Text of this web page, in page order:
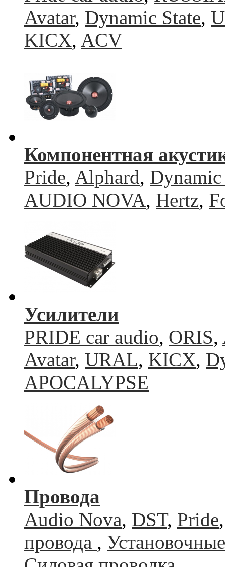
Avatar, Dynamic State,
KICX, ACV
Компонентная
Pride, Alphard, Dynamic
AUDIO NOVA, Hertz,
Усилители
PRIDE car audio, ORIS,
Avatar, URAL, KICX,
APOCALYPSE
Провода
Audio Nova, DST, Pride
провода ,